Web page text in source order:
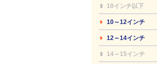
10インチ以下
10～12インチ
12～14インチ
14～15インチ